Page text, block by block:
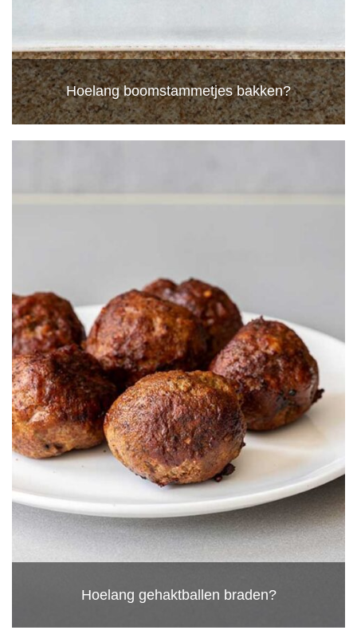
Hoelang boomstammetjes bakken?
Hoelang gehaktballen braden?